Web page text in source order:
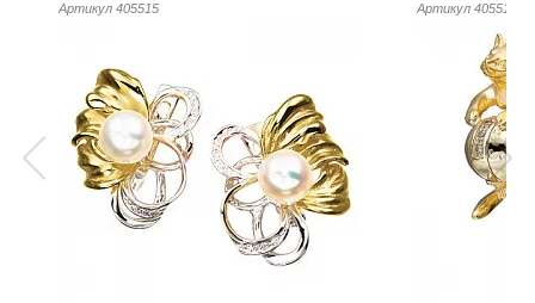
Артикул 405515 Артикул 405519